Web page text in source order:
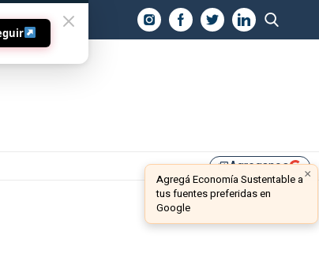
library_addAgreganos ×
Agregá Economía Sustentable a
tus fuentes preferidas en
Google